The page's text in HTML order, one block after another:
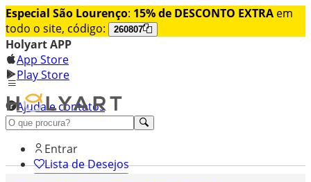
Especial São Lourenço: 15% de DESCONTO EXTRA em
todo o site, código:
260807
Holyart APP
App Store
Play Store
Ajuda e contatos
Conheça premium
Entrar
Lista de Desejos